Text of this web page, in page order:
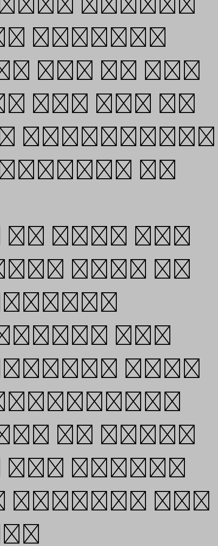
design
course,
we are
our way in
passionate
We
have for
work in
our
more
of fonts
visual
through the